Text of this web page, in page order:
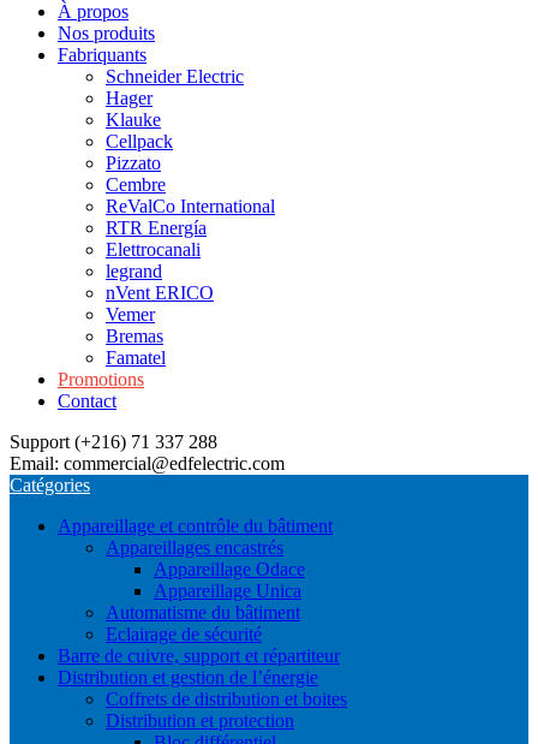
À propos
Nos produits
Fabriquants
Schneider Electric
Hager
Klauke
Cellpack
Pizzato
Cembre
ReValCo International
RTR Energía
Elettrocanali
legrand
nVent ERICO
Vemer
Bremas
Famatel
Promotions
Contact
Support (+216) 71 337 288
Email: commercial@edfelectric.com
Catégories
Appareillage et contrôle du bâtiment
Appareillages encastrés
Appareillage Odace
Appareillage Unica
Automatisme du bâtiment
Eclairage de sécurité
Barre de cuivre, support et répartiteur
Distribution et gestion de l’énergie
Coffrets de distribution et boites
Distribution et protection